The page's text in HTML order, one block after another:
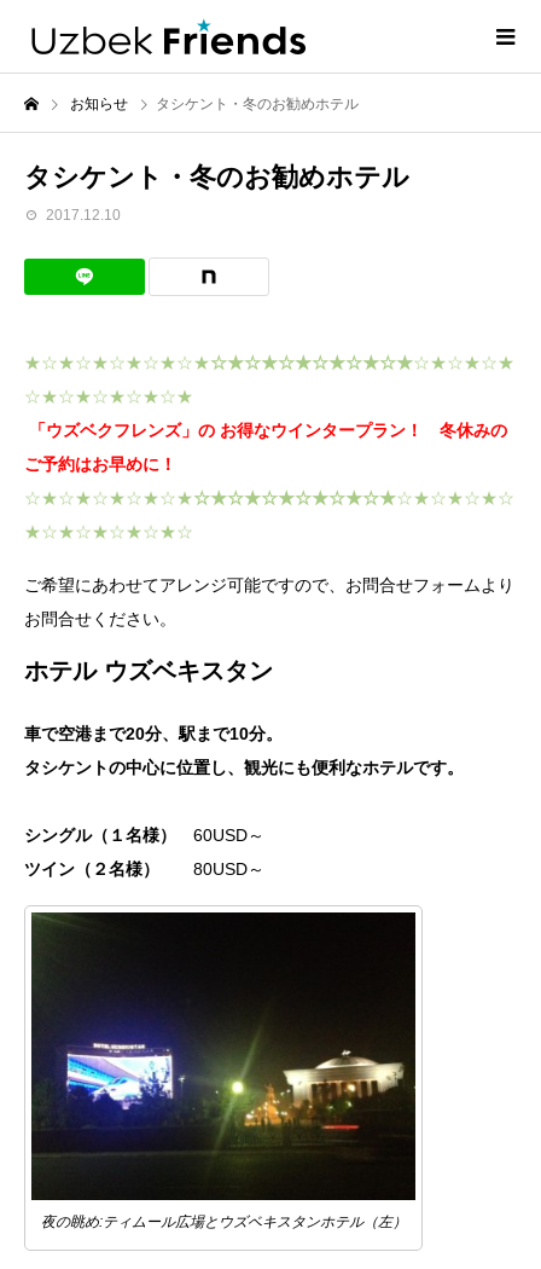
お知らせ タシケント・冬のお勧めホテル
タシケント・冬のお勧めホテル
2017.12.10
★☆★☆★☆★☆★☆★☆★☆★☆★☆★☆★☆★☆★☆★☆★
☆★☆★☆★☆★☆★
「ウズベクフレンズ」の お得なウインタープラン！ 冬休みの
ご予約はお早めに！
☆★☆★☆★☆★☆★☆★☆★☆★☆★☆★☆★☆★☆★☆★☆
★☆★☆★☆★☆★☆
ご希望にあわせてアレンジ可能ですので、お問合せフォームより
お問合せください。
ホテル ウズベキスタン
車で空港まで20分、駅まで10分。
タシケントの中心に位置し、観光にも便利なホテルです。
シングル（１名様）
60USD～
ツイン（２名様）
80USD～
夜の眺め:ティムール広場とウズベキスタンホテル（左）